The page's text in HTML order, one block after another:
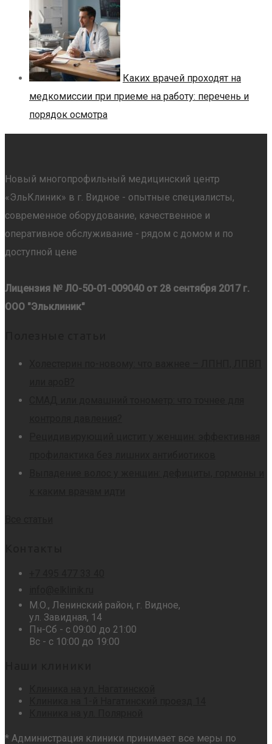
Каких врачей проходят на
медкомиссии при приеме на работу: перечень и
порядок осмотра
Новый многопрофильный медицинский центр
«ЭльКлиник» в г. Видное - опытные специалисты,
современное оборудование, качественное и
оперативное обслуживание - рядом с домом и по
доступной цене
Лицензия № ЛО-50-01-009040 от 28 сентября 2017 г.
ООО "Эльклиник"
М.О., Ленинский район, г. Видное,
ул. Завидная, 14
Пн-Сб - с 09:00 до 21:00
Вс - с 10:00 до 19:00
* Администрация клиники принимает все меры по